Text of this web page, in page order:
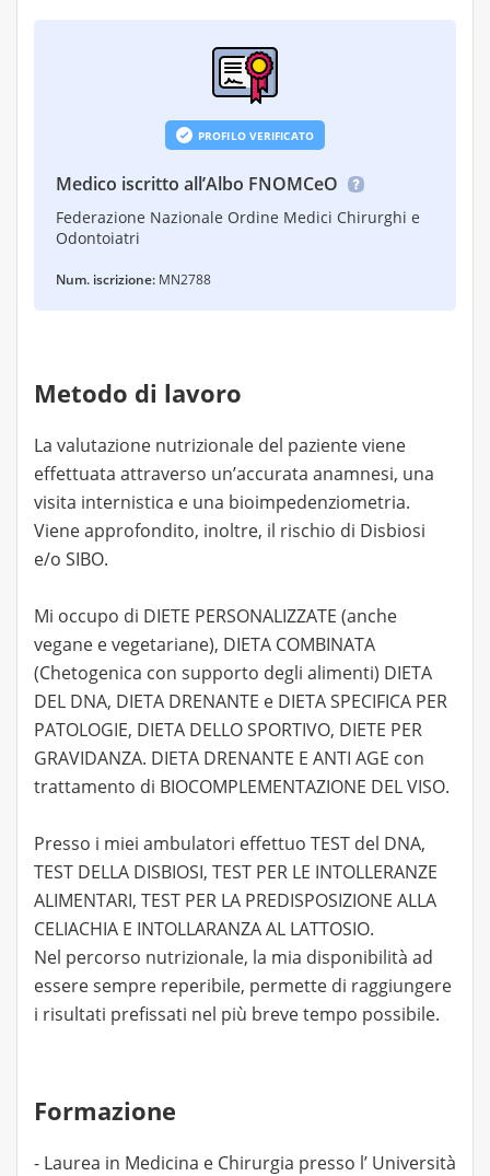
piano nutrizionale in base ai risultati ottenuti
PROFILO VERIFICATO
Medico iscritto all’Albo FNOMCeO
Federazione Nazionale Ordine Medici Chirurghi e
Odontoiatri
Num. iscrizione: MN2788
Metodo di lavoro
La valutazione nutrizionale del paziente viene
effettuata attraverso un’accurata anamnesi, una
visita internistica e una bioimpedenziometria.
Viene approfondito, inoltre, il rischio di Disbiosi
e/o SIBO.
Mi occupo di DIETE PERSONALIZZATE (anche
vegane e vegetariane), DIETA COMBINATA
(Chetogenica con supporto degli alimenti) DIETA
DEL DNA, DIETA DRENANTE e DIETA SPECIFICA PER
PATOLOGIE, DIETA DELLO SPORTIVO, DIETE PER
GRAVIDANZA. DIETA DRENANTE E ANTI AGE con
trattamento di BIOCOMPLEMENTAZIONE DEL VISO.
Presso i miei ambulatori effettuo TEST del DNA,
TEST DELLA DISBIOSI, TEST PER LE INTOLLERANZE
ALIMENTARI, TEST PER LA PREDISPOSIZIONE ALLA
CELIACHIA E INTOLLARANZA AL LATTOSIO.
Nel percorso nutrizionale, la mia disponibilità ad
essere sempre reperibile, permette di raggiungere
i risultati prefissati nel più breve tempo possibile.
Formazione
- Laurea in Medicina e Chirurgia presso l’ Università